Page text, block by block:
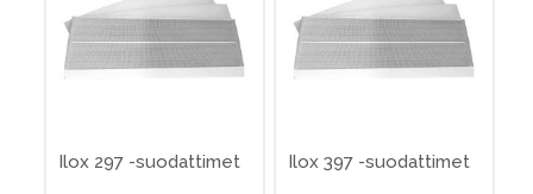
Ilox 297 -suodattimet Ilox 397 -suodattimet